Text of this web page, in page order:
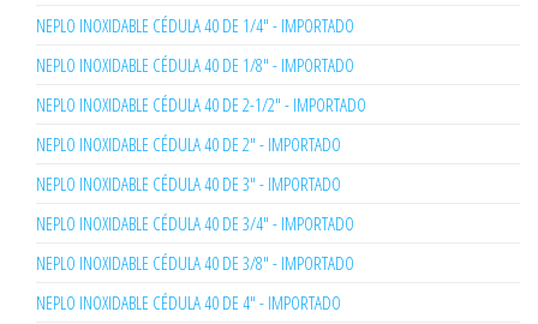
NEPLO INOXIDABLE CÉDULA 40 DE 1/4" - IMPORTADO
NEPLO INOXIDABLE CÉDULA 40 DE 1/8" - IMPORTADO
NEPLO INOXIDABLE CÉDULA 40 DE 2-1/2" - IMPORTADO
NEPLO INOXIDABLE CÉDULA 40 DE 2" - IMPORTADO
NEPLO INOXIDABLE CÉDULA 40 DE 3" - IMPORTADO
NEPLO INOXIDABLE CÉDULA 40 DE 3/4" - IMPORTADO
NEPLO INOXIDABLE CÉDULA 40 DE 3/8" - IMPORTADO
NEPLO INOXIDABLE CÉDULA 40 DE 4" - IMPORTADO